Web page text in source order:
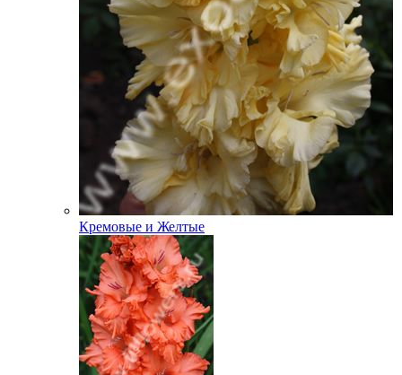
Кремовые и Желтые